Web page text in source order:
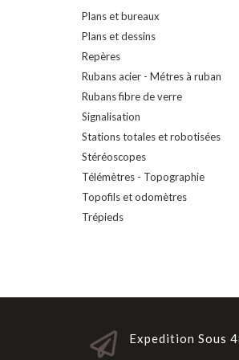
Plans et bureaux
Plans et dessins
Repères
Rubans acier - Métres à ruban
Rubans fibre de verre
Signalisation
Stations totales et robotisées
Stéréoscopes
Télémètres - Topographie
Topofils et odomètres
Trépieds
Expedition Sous